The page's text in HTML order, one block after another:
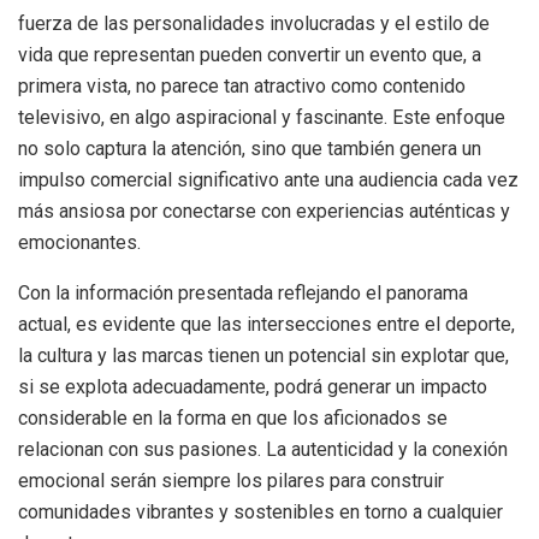
fuerza de las personalidades involucradas y el estilo de
vida que representan pueden convertir un evento que, a
primera vista, no parece tan atractivo como contenido
televisivo, en algo aspiracional y fascinante. Este enfoque
no solo captura la atención, sino que también genera un
impulso comercial significativo ante una audiencia cada vez
más ansiosa por conectarse con experiencias auténticas y
emocionantes.
Con la información presentada reflejando el panorama
actual, es evidente que las intersecciones entre el deporte,
la cultura y las marcas tienen un potencial sin explotar que,
si se explota adecuadamente, podrá generar un impacto
considerable en la forma en que los aficionados se
relacionan con sus pasiones. La autenticidad y la conexión
emocional serán siempre los pilares para construir
comunidades vibrantes y sostenibles en torno a cualquier